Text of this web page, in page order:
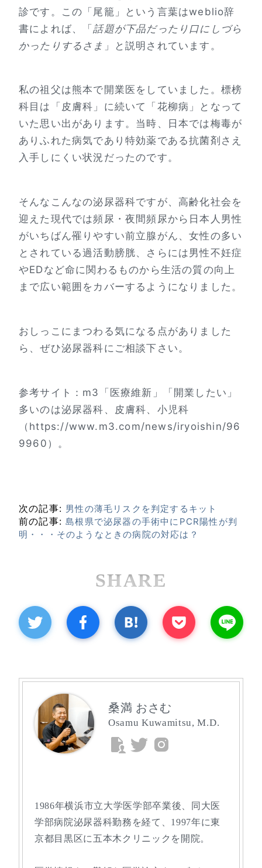
診です。この「尾籠」という言葉はweblio辞
書によれば、「話題が下品だったり口にしづら
かったりするさま 」と説明されています。
私の祖父は熊本で開業医をしていました。標榜
科目は「皮膚科」に続いて「花柳病」となって
いた思い出があります。当時、日本では梅毒が
ありふれた病気であり特効薬である抗菌剤さえ
入手しにくい状況だったのです。
そんなこんなの泌尿器科ですが、高齢化社会を
迎えた現代では頻尿・夜間頻尿から日本人男性
がいちばん罹りやすい前立腺がん、女性の多い
とされている過活動膀胱、さらには男性不妊症
やEDなど命に関わるものから生活の質の向上
まで広い範囲をカバーするようになりました。
おしっこにまつわる気になる点がありました
ら、ぜひ泌尿器科にご相談下さい。
参考サイト：m3「医療維新」「開業したい」
多いのは泌尿器科、皮膚科、小児科
（https://www.m3.com/news/iryoishin/96
9960）。
次の記事: 男性の薄毛リスクを判定するキット
前の記事:島根県で泌尿器の手術中にPCR陽性が判
明・・・そのようなときの病院の対応は？
SHARE
桑満 おさむ
Osamu Kuwamitsu, M.D.
1986年横浜市立大学医学部卒業後、同大医
学部病院泌尿器科勤務を経て、1997年に東
京都目黒区に五本木クリニックを開院。